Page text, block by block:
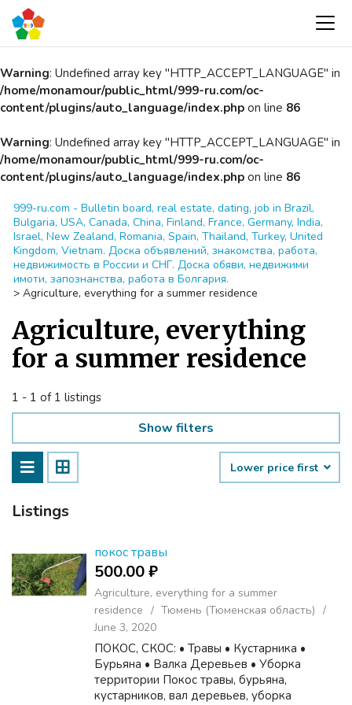
Warning: Undefined array key "HTTP_ACCEPT_LANGUAGE" in
/home/monamour/public_html/999-ru.com/oc-
content/plugins/auto_language/index.php on line 86
Warning: Undefined array key "HTTP_ACCEPT_LANGUAGE" in
/home/monamour/public_html/999-ru.com/oc-
content/plugins/auto_language/index.php on line 86
999-ru.com - Bulletin board, real estate, dating, job in Brazil,
Bulgaria, USA, Canada, China, Finland, France, Germany, India,
Israel, New Zealand, Romania, Spain, Thailand, Turkey, United
Kingdom, Vietnam. Доска объявлений, знакомства, работа,
недвижимость в России и СНГ. Доска обяви, недвижими
имоти, запознанства, работа в Болгария.
> Agriculture, everything for a summer residence
Agriculture, everything
for a summer residence
1 - 1 of 1 listings
Show filters
Lower price first
Listings
покос травы
500.00 ₽
Agriculture, everything for a summer
residence
Тюмень (Тюменская область)
June 3, 2020
ПОКОС, СКОС: • Травы • Кустарника •
Бурьяна • Валка Деревьев • Уборка
территории Покос травы, бурьяна,
кустарников, вал деревьев, уборка